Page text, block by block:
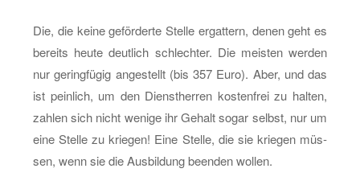
Die, die keine ge­för­der­te Stel­le er­gat­tern, denen geht es
be­reits heute deut­lich schlech­ter. Die meis­ten wer­den
nur ge­ring­fü­gig an­ge­stellt (bis 357 Euro). Aber, und das
ist pein­lich, um den Dienst­her­ren kos­ten­frei zu hal­ten,
zah­len sich nicht we­ni­ge ihr Ge­halt sogar selbst, nur um
eine Stel­le zu krie­gen! Eine Stel­le, die sie krie­gen müs­
sen, wenn sie die Aus­bil­dung be­en­den wol­len.